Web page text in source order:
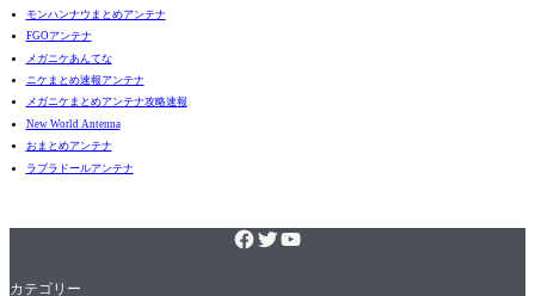
モンハンナウまとめアンテナ
FGOアンテナ
メガニケあんてな
ニケまとめ速報アンテナ
メガニケまとめアンテナ攻略速報
New World Antenna
おまとめアンテナ
ラブラドールアンテナ
カテゴリー